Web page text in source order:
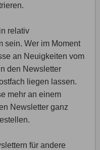
relativ
sein. Wer im Moment
an Neuigkeiten vom
den Newsletter
liegen lassen.
mehr an einem
Newsletter ganz
für andere